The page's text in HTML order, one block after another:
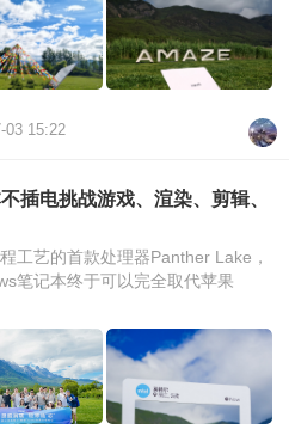
03 15:22
插电挑战游戏、渲染、剪辑、
工艺的首款处理器Panther Lake，
笔记本终于可以完全取代苹果